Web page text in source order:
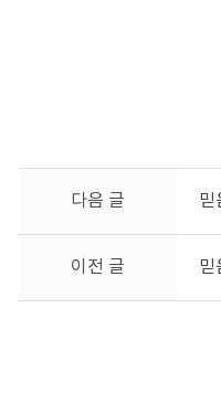
다음 글 믿
이전 글 믿